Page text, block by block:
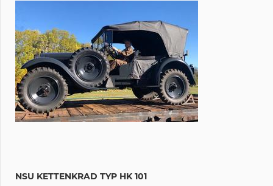
NSU KETTENKRAD TYP HK 101